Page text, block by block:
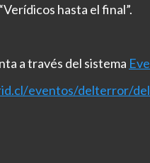
hasta el final”.
a través del sistema
eventos/delterror/